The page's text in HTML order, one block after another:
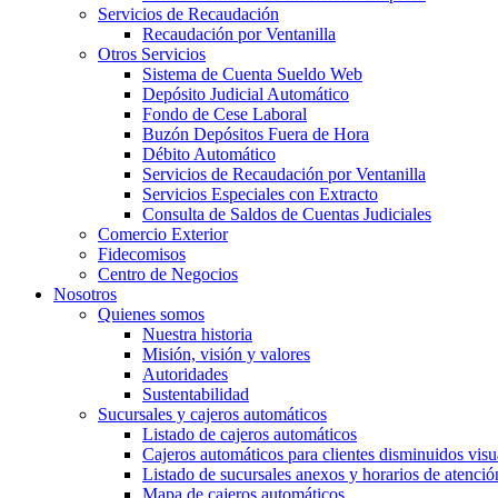
Servicios de Recaudación
Recaudación por Ventanilla
Otros Servicios
Sistema de Cuenta Sueldo Web
Depósito Judicial Automático
Fondo de Cese Laboral
Buzón Depósitos Fuera de Hora
Débito Automático
Servicios de Recaudación por Ventanilla
Servicios Especiales con Extracto
Consulta de Saldos de Cuentas Judiciales
Comercio Exterior
Fidecomisos
Centro de Negocios
Nosotros
Quienes somos
Nuestra historia
Misión, visión y valores
Autoridades
Sustentabilidad
Sucursales y cajeros automáticos
Listado de cajeros automáticos
Cajeros automáticos para clientes disminuidos
Listado de sucursales anexos y horarios de
Mapa de cajeros automáticos